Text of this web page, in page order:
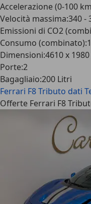
Accelerazione (0-100
Velocità massima:340 -
Emissioni di CO2
Consumo (combinato):
Dimensioni:4610 x
Porte:2
Bagagliaio:200 Litri
Ferrari F8 Tributo dati
Offerte Ferrari F8